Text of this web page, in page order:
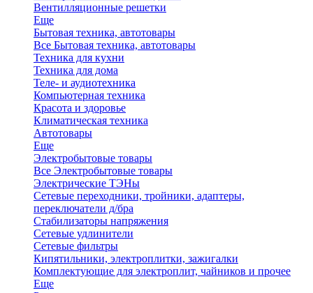
Вентилляционные решетки
Еще
Бытовая техника, автотовары
Все Бытовая техника, автотовары
Техника для кухни
Техника для дома
Теле- и аудиотехника
Компьютерная техника
Красота и здоровье
Климатическая техника
Автотовары
Еще
Электробытовые товары
Все Электробытовые товары
Электрические ТЭНы
Сетевые переходники, тройники, адаптеры,
переключатели д/бра
Стабилизаторы напряжения
Сетевые удлинители
Сетевые фильтры
Кипятильники, электроплитки, зажигалки
Комплектующие для электроплит, чайников и прочее
Еще